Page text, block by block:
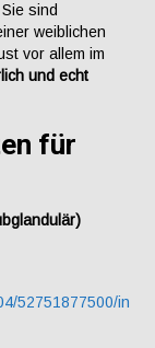
Sie sind
weiblichen
vor allem im
und echt
für
52751877500/in